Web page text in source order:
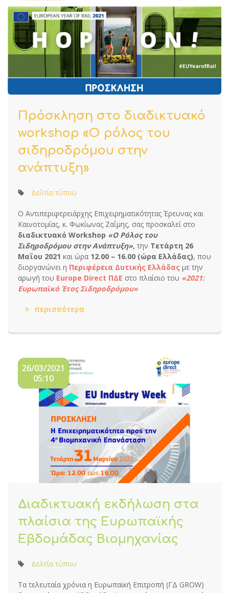
Πρόσκληση στο διαδικτυακό
workshop «Ο ρόλος του
σιδηροδρόμου στην
ανάπτυξη»
Δελτία τύπου
Ο Αντιπεριφερειάρχης Επιχειρηματικότητας Έρευνας και
Καινοτομίας, κ. Φωκίωνας Ζαΐμης, σας προσκαλεί στο
διαδικτυακό Workshop «Ο Ρόλος του
Σιδηροδρόμου στην Ανάπτυξη», την Τετάρτη 26
Μαΐου 2021 και ώρα 12.00 – 16.00 (ώρα Ελλάδας), που
διοργανώνει η Περιφέρεια Δυτικής Ελλάδας με την
αρωγή του Europe Direct ΠΔΕ στο πλαίσιο του «2021:
Ευρωπαϊκό Έτος Σιδηροδρόμου»
περισσότερα
26/03/2021
05:10
Διαδικτυακή εκδήλωση στα
πλαίσια της Ευρωπαϊκής
Εβδομάδας Βιομηχανίας
Δελτία τύπου
Τα τελευταία χρόνια η Ευρωπαϊκή Επιτροπή (ΓΔ GROW)